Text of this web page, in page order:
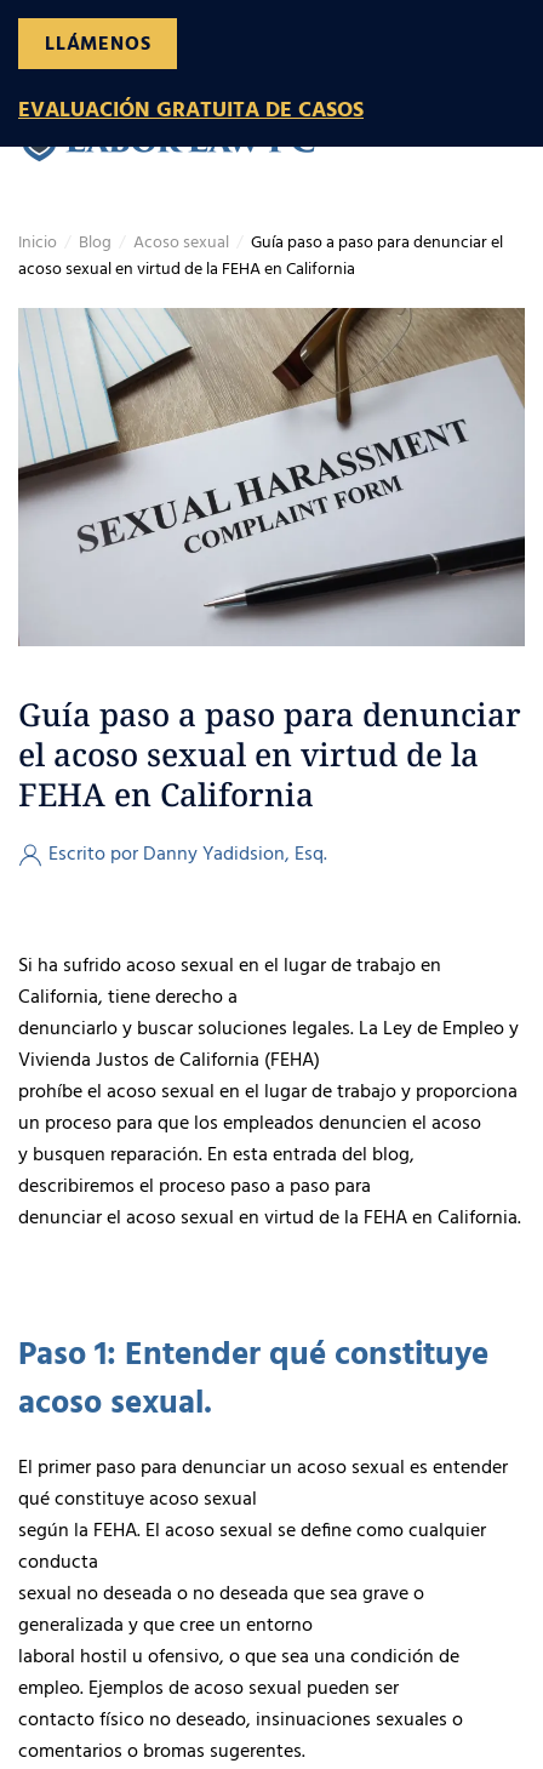
Ir al contenido principal
Inicio Blog Acoso sexual
Guía paso a paso para denunciar el
acoso sexual en virtud de la FEHA en California
Guía paso a paso para denunciar
el acoso sexual en virtud de la
FEHA en California
Escrito por Danny Yadidsion, Esq.
Si ha sufrido acoso sexual en el lugar de trabajo en
California, tiene derecho a
denunciarlo y buscar soluciones legales. La Ley de Empleo y
Vivienda Justos de California (FEHA)
prohíbe el acoso sexual en el lugar de trabajo y proporciona
un proceso para que los empleados denuncien el acoso
y busquen reparación. En esta entrada del blog,
describiremos el proceso paso a paso para
denunciar el acoso sexual en virtud de la FEHA en California.
Paso 1: Entender qué constituye
acoso sexual.
El primer paso para denunciar un acoso sexual es entender
qué constituye acoso sexual
según la FEHA. El acoso sexual se define como cualquier
conducta
sexual no deseada o no deseada que sea grave o
generalizada y que cree un entorno
laboral hostil u ofensivo, o que sea una condición de
empleo. Ejemplos de acoso sexual pueden ser
contacto físico no deseado, insinuaciones sexuales o
comentarios o bromas sugerentes.
LLÁMENOS
EVALUACIÓN GRATUITA DE CASOS